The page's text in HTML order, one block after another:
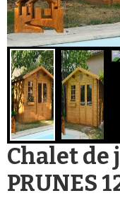
Chalet de
PRUNES